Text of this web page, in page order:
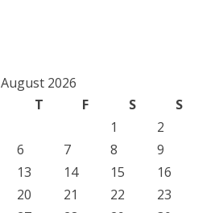
August 2026
T F S
S
1
2
6 7 8
9
13 14 15
16
20 21 22
23